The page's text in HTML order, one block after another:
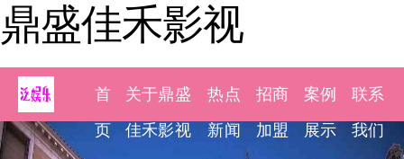
鼎盛佳禾影视
首
页
关于鼎盛
佳禾影视
热点
新闻
招商
加盟
案例
展示
联系
我们